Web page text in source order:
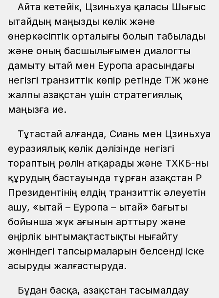
Айта кетейік, Цзиньхуа қаласы Шығыс
Қытайдың маңызды көлік және
өнеркәсіптік орталығы болып табылады
және оның басшылығымен диалогты
дамыту Қытай мен Еуропа арасындағы
негізгі транзиттік көпір ретінде ҚТЖ және
жалпы Қазақстан үшін стратегиялық
маңызға ие.
Тұтастай алғанда, Сиань мен Цзиньхуа
еуразиялық көлік дәлізінде негізгі
тораптың рөлін атқарады және ТХКБ-ны
құрудың бастауында тұрған Қазақстан ҚР
Президентінің елдің транзиттік әлеуетін
ашу, «Қытай – Еуропа – Қытай» бағыты
бойынша жүк ағынын арттыру және
өңірлік ынтымақтастықты нығайту
жөніндегі тапсырмаларын белсенді іске
асыруды жалғастыруда.
Бұдан басқа, Қазақстан тасымалдау